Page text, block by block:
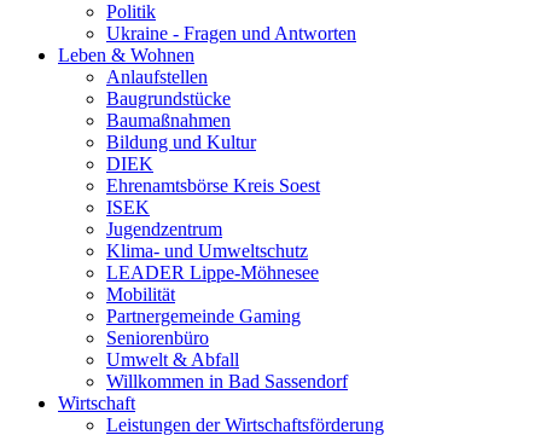
Politik
Ukraine - Fragen und Antworten
Leben & Wohnen
Anlaufstellen
Baugrundstücke
Baumaßnahmen
Bildung und Kultur
DIEK
Ehrenamtsbörse Kreis Soest
ISEK
Jugendzentrum
Klima- und Umweltschutz
LEADER Lippe-Möhnesee
Mobilität
Partnergemeinde Gaming
Seniorenbüro
Umwelt & Abfall
Willkommen in Bad Sassendorf
Wirtschaft
Leistungen der Wirtschaftsförderung